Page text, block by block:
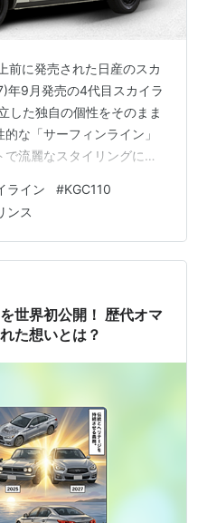
に発売された日産のスカ
年9月発売の4代目スカイラ
した独自の個性をそのまま
な「サーフィンライン」
流麗なスタイリングにな
イライン」のキャンペー
販売期間に亘って社会現象
ンメリ」の愛称で知られ
66万台に及ぶ大ヒット車に
年 型式 KGC11…
ライン #KGC110
ンス
世界初公開！ 歴代オマ
た想いとは？